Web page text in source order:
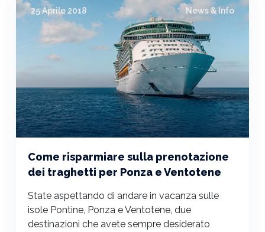
25 Aprile 2018 News & Info
Come risparmiare sulla prenotazione
dei traghetti per Ponza e Ventotene
State aspettando di andare in vacanza sulle
isole Pontine, Ponza e Ventotene, due
destinazioni che avete sempre desiderato